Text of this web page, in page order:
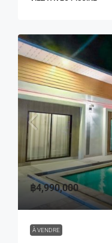
฿4,990,000
À VENDRE